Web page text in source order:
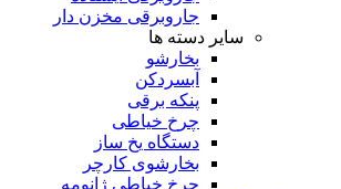
جاروبرقی مخزن دار
سایر دسته ها
بخارشو
آبسردکن
پنکه برقی
چرخ خیاطی
دستگاه یخ ساز
بخارشوی کارچر
چرخ خیاطی ژانومه